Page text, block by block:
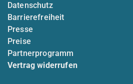
Datenschutz
Barrierefreiheit
Presse
Preise
Partnerprogramm
Vertrag widerrufen